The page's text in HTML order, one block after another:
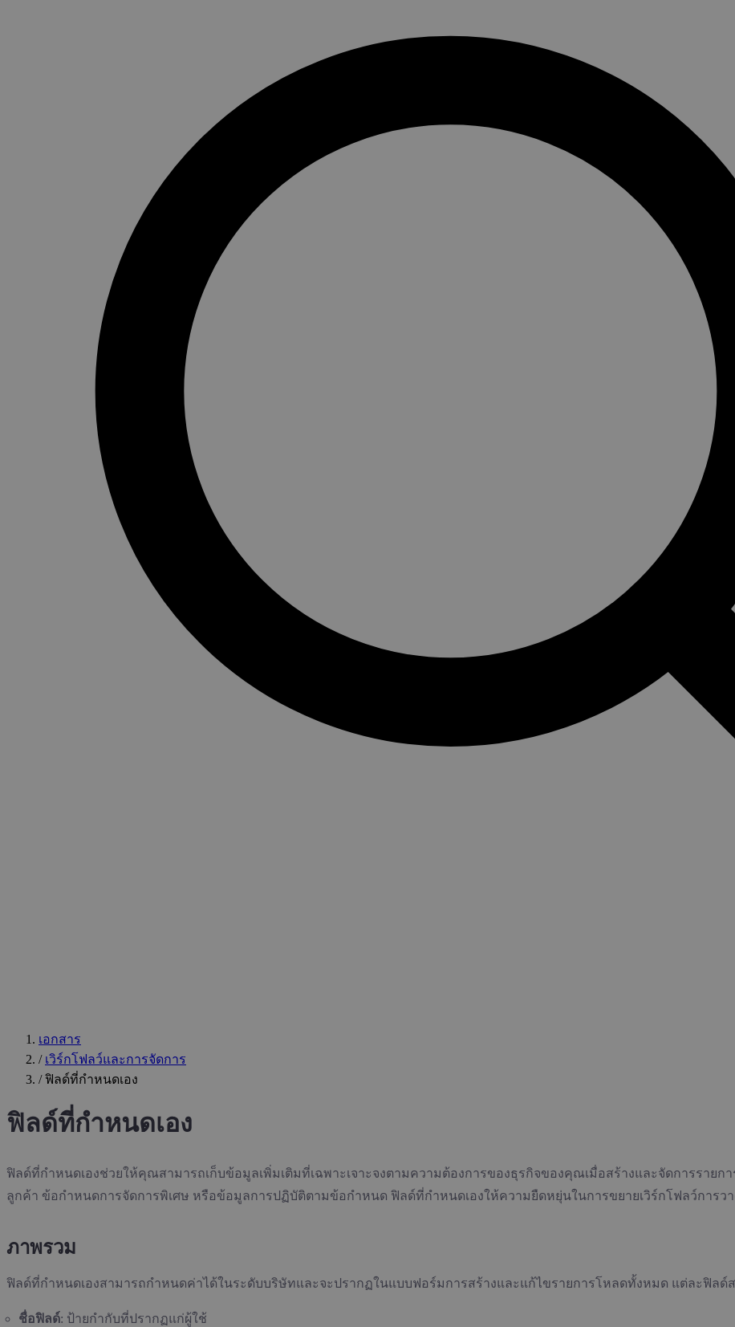
เอกสาร
/ เวิร์กโฟลว์และการจัดการ
/ ฟิลด์ที่กำหนดเอง
ฟิลด์ที่กำหนดเอง
ฟิลด์ที่กำหนดเองช่วยให้คุณสามารถเก็บข้อมูลเพิ่มเติมที่เฉพาะเจาะจงตามความต้องการของธุรกิจของคุณเมื่อสร้างและจัดการราย
ลูกค้า ข้อกำหนดการจัดการพิเศษ หรือข้อมูลการปฏิบัติตามข้อกำหนด ฟิลด์ที่กำหนดเองให้ความยืดหยุ่นในการขยายเวิร์กโฟลว์การ
ภาพรวม
ฟิลด์ที่กำหนดเองสามารถกำหนดค่าได้ในระดับบริษัทและจะปรากฏในแบบฟอร์มการสร้างและแก้ไขรายการโหลดทั้งหมด แต่ละฟิลด์
ชื่อฟิลด์: ป้ายกำกับที่ปรากฏแก่ผู้ใช้